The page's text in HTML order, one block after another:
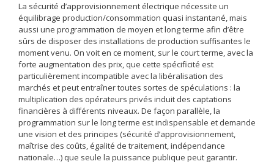
La sécurité d’approvisionnement électrique nécessite un
équilibrage production/consommation quasi instantané, mais
aussi une programmation de moyen et long terme afin d’être
sûrs de disposer des installations de production suffisantes le
moment venu. On voit en ce moment, sur le court terme, avec la
forte augmentation des prix, que cette spécificité est
particulièrement incompatible avec la libéralisation des
marchés et peut entraîner toutes sortes de spéculations : la
multiplication des opérateurs privés induit des captations
financières à différents niveaux. De façon parallèle, la
programmation sur le long terme est indispensable et demande
une vision et des principes (sécurité d’approvisionnement,
maîtrise des coûts, égalité de traitement, indépendance
nationale…) que seule la puissance publique peut garantir.